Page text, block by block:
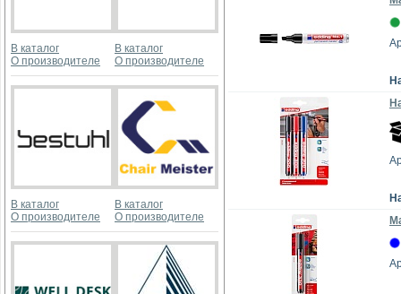
В каталог
О производителе
В каталог
О производителе
В каталог
О производителе
В каталог
О производителе